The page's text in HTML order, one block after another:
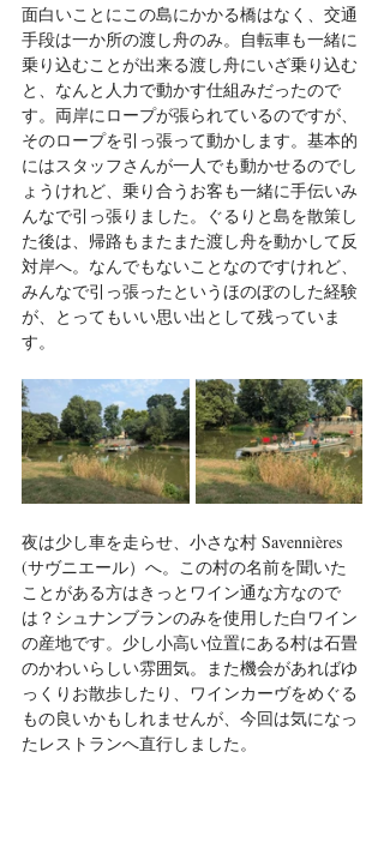
面白いことにこの島にかかる橋はなく、交通
手段は一か所の渡し舟のみ。自転車も一緒に
乗り込むことが出来る渡し舟にいざ乗り込む
と、なんと人力で動かす仕組みだったので
す。両岸にロープが張られているのですが、
そのロープを引っ張って動かします。基本的
にはスタッフさんが一人でも動かせるのでし
ょうけれど、乗り合うお客も一緒に手伝いみ
んなで引っ張りました。ぐるりと島を散策し
た後は、帰路もまたまた渡し舟を動かして反
対岸へ。なんでもないことなのですけれど、
みんなで引っ張ったというほのぼのした経験
が、とってもいい思い出として残っていま
す。
夜は少し車を走らせ、小さな村 Savennières
(サヴニエール） へ。この村の名前を聞いた
ことがある方はきっとワイン通な方なので
は？シュナンブランのみを使用した白ワイン
の産地です。少し小高い位置にある村は石畳
のかわいらしい雰囲気。また機会があればゆ
っくりお散歩したり、ワインカーヴをめぐる
もの良いかもしれませんが、今回は気になっ
たレストランへ直行しました。